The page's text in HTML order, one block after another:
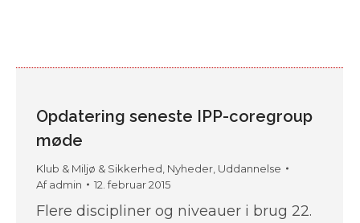
Opdatering seneste IPP-coregroup
møde
Klub & Miljø & Sikkerhed Nyheder Uddannelse
Afadmin 12. februar 2015
Flere discipliner og niveauer i brug 22.